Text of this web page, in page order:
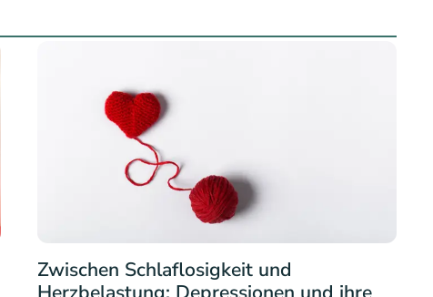
Zwischen Schlaflosigkeit und